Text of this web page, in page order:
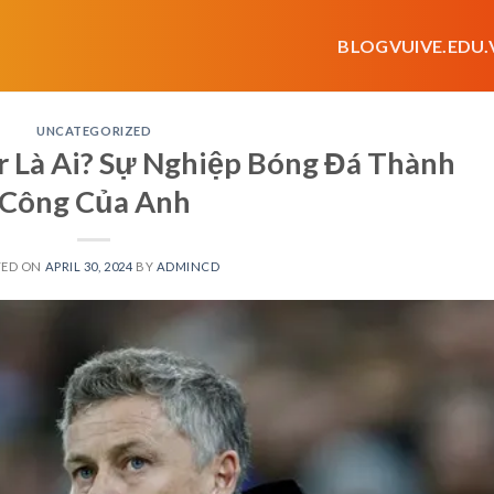
UNCATEGORIZED
Ai? Sự Nghiệp Bóng Đá Thành
Công Của Anh
ON APRIL 30, 2024 BY ADMINCD